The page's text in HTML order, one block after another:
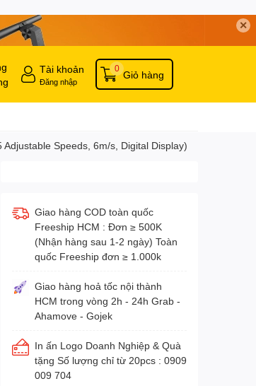
✕
Tài khoản
Đăng nhập
Giỏ hàng
0
Speeds, 6m/s, Digital Display)
Giao hàng COD toàn quốc
Freeship HCM : Đơn ≥ 500K
(Nhận hàng sau 1-2 ngày) Toàn
quốc Freeship đơn ≥ 1.000k
Giao hàng hoả tốc nội thành
HCM trong vòng 2h - 24h Grab -
Ahamove - Gojek
In ấn Logo Doanh Nghiệp & Quà
tặng Số lượng chỉ từ 20pcs : 0909
009 704